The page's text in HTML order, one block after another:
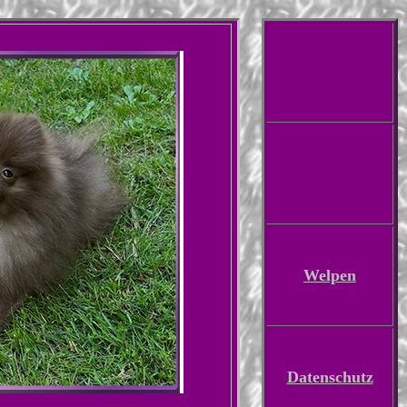
Welpen
Datenschutz